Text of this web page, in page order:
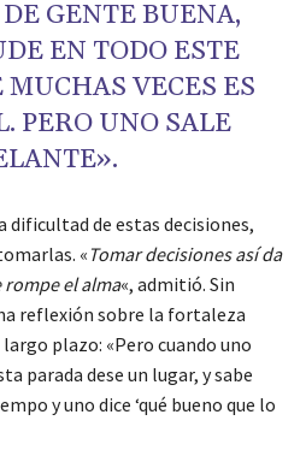
GENTE BUENA,
EN TODO ESTE
MUCHAS VECES ES
PERO UNO SALE
dificultad de estas decisiones,
«Tomar decisiones así da
rompe el alma«, admitió. Sin
reflexión sobre la fortaleza
plazo: «Pero cuando uno
parada dese un lugar, y sabe
y uno dice ‘qué bueno que lo